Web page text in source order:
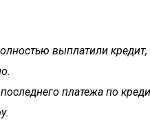
выплатили
платежа по